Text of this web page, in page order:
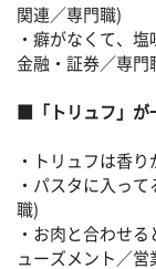
関連／専門職)
・癖がなくて、
金融・証券／専門
■「トリュフ」が
・トリュフは香
・パスタに入っ
職)
・お肉と合わせ
ューズメント／営